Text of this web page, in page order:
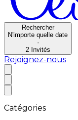
Rechercher
N'importe quelle date
·
2 Invités
Rejoignez-nous
Catégories